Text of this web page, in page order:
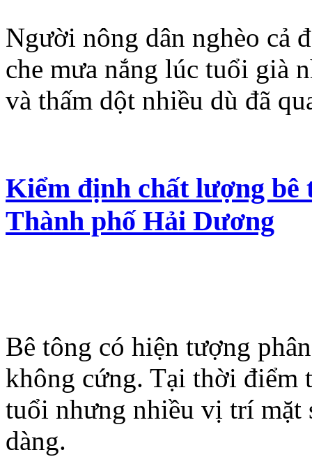
Người nông dân nghèo cả
che mưa nắng lúc tuổi già
và thấm dột nhiều dù đã
Kiểm định chất lượng bê
Thành phố Hải Dương
Bê tông có hiện tượng
không cứng. Tại thời điểm
tuổi nhưng nhiều vị trí mặt
dàng.